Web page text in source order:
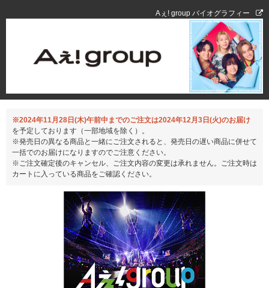
Aぇ! group バイオグラフィー
※2024年11月28日(木)午前中までのご注文は2024年12月3日(火)のお届け
を予定しております（一部地域を除く）。
※発売日の異なる商品と一緒にご注文されると、発売日の遅い商品に併せて
一括でのお届けになりますのでご注意ください。
※ご注文確定後のキャンセル、ご注文内容の変更は承れません。ご注文時は
カートに入っている商品をご確認ください。